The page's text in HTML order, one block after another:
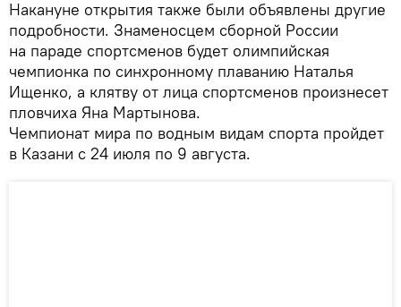
Накануне открытия также были объявлены другие
подробности. Знаменосцем сборной России
на параде спортсменов будет олимпийская
чемпионка по синхронному плаванию Наталья
Ищенко, а клятву от лица спортсменов произнесет
пловчиха Яна Мартынова.
Чемпионат мира по водным видам спорта пройдет
в Казани с 24 июля по 9 августа.